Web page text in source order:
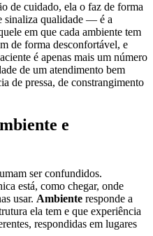
de cuidado, ela o faz de forma
sinaliza qualidade — é a
em que cada ambiente tem
de forma desconfortável, e
é apenas mais um número
de um atendimento bem
de pressa, de constrangimento
e
ser confundidos.
está, como chegar, onde
usar. Ambiente responde a
ela tem e que experiência
respondidas em lugares